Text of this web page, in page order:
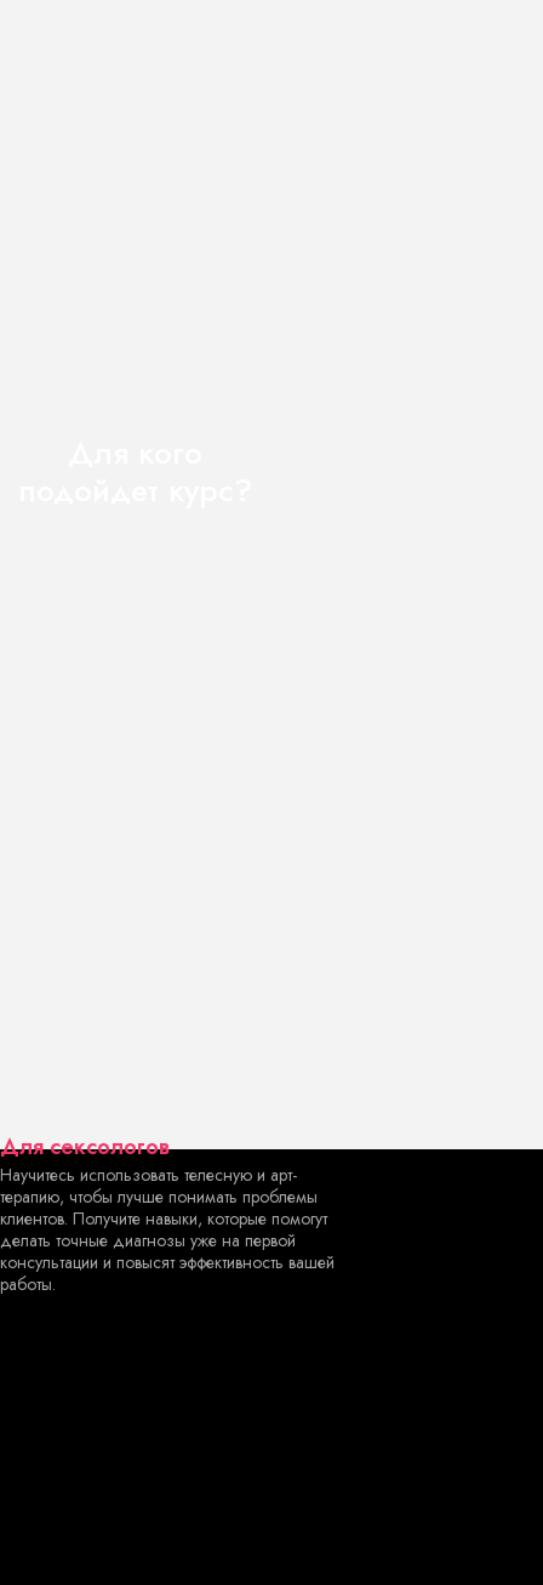
Для сексологов
Научитесь использовать телесную и арт-
терапию, чтобы лучше понимать проблемы
клиентов. Получите навыки, которые помогут
делать точные диагнозы уже на первой
консультации и повысят эффективность вашей
работы.